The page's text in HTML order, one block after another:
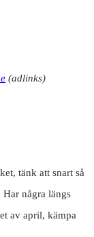
(adlinks)
tänk att snart så
några längs
av april, kämpa